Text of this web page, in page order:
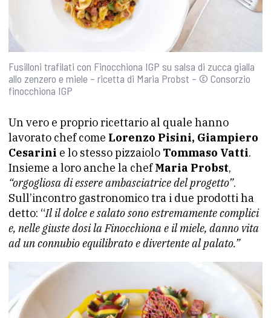
Fusilloni trafilati con Finocchiona IGP su salsa di zucca gialla
allo zenzero e miele – ricetta di Maria Probst – © Consorzio
finocchiona IGP
Un vero e proprio ricettario al quale hanno
lavorato chef come Lorenzo Pisini, Giampiero
Cesarini e lo stesso pizzaiolo Tommaso Vatti.
Insieme a loro anche la chefMaria Probst,
“orgogliosa di essere ambasciatrice del progetto”.
Sull’incontro gastronomico tra i due prodotti ha
detto: “Il il dolce e salato sono estremamente complici
e, nelle giuste dosi la Finocchiona e il miele, danno vita
ad un connubio equilibrato e divertente al palato.”